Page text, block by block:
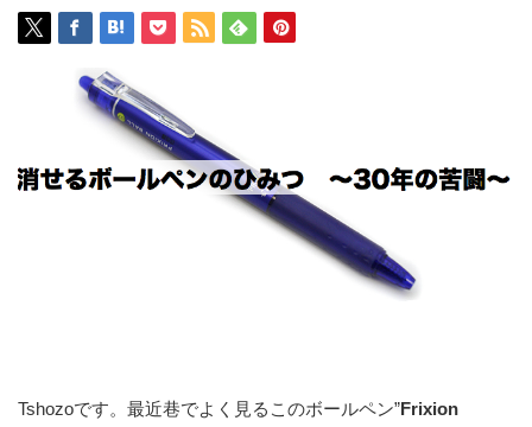
Tshozoです。最近巷でよく見るこのボールペン”Frixion